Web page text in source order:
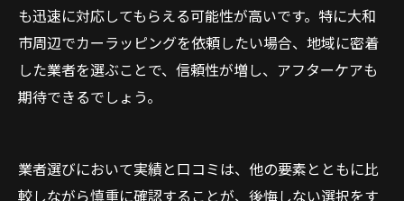
も迅速に対応してもらえる可能性が高いです。特に大和
市周辺でカーラッピングを依頼したい場合、地域に密着
した業者を選ぶことで、信頼性が増し、アフターケアも
期待できるでしょう。
業者選びにおいて実績と口コミは、他の要素とともに比
較しながら慎重に確認することが、後悔しない選択をす